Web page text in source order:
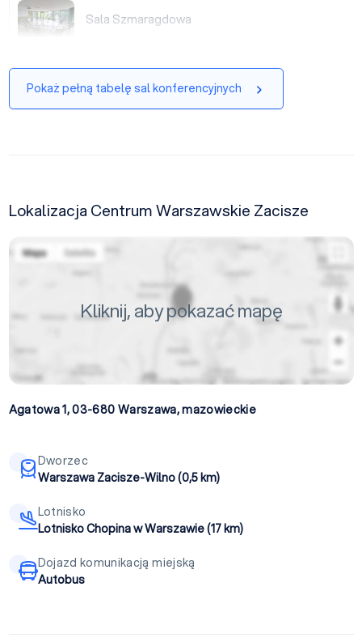
Sala Szmaragdowa
Sala Szmaragdowa
Pokaż pełną tabelę sal konferencyjnych
Lokalizacja Centrum Warszawskie Zacisze
Kliknij, aby pokazać mapę
Agatowa 1, 03-680 Warszawa,mazowieckie
Dworzec
Warszawa Zacisze-Wilno (0,5 km)
Lotnisko
Lotnisko Chopina w Warszawie (17 km)
Dojazd komunikacją miejską
Autobus